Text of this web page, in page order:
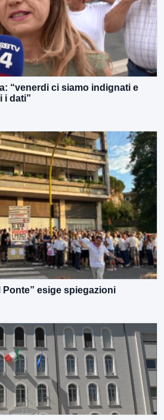
“venerdi ci siamo indignati e
i dati”
Ponte” esige spiegazioni